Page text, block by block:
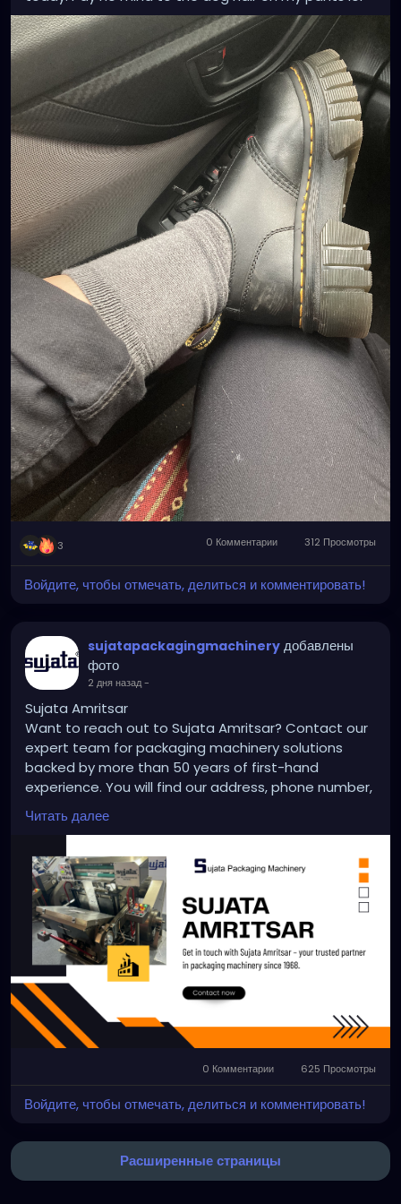
3 0 Комментарии 312 Просмотры
Войдите, чтобы отмечать, делиться и комментировать!
sujatapackagingmachinery добавлены
фото
2 дня назад-
Sujata Amritsar
Want to reach out to Sujata Amritsar? Contact our
expert team for packaging machinery solutions
backed by more than 50 years of first-hand
experience. You will find our address, phone number,
and email to order, contact or request support. We
are delighted to continue to provide the same
support when needed. Whether it’s for equipment
upgrades or an entirely new project, our team is a
phone call or email away.
https://sujatapackagingmachinery.com/contact-
us/
#sujataamritsar
Читать далее
0 Комментарии 625 Просмотры
Войдите, чтобы отмечать, делиться и комментировать!
Расширенные страницы